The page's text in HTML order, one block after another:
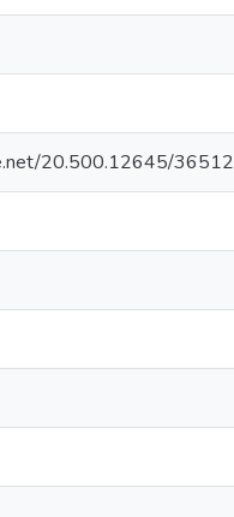
20.500.12645/36512